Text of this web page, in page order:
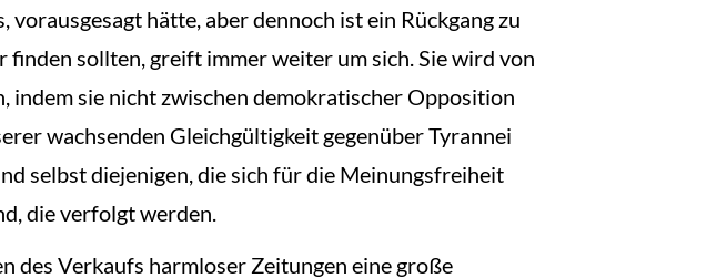
vorausgesagt hätte, aber dennoch ist ein Rückgang zu
sollten, greift immer weiter um sich. Sie wird von
sie nicht zwischen demokratischer Opposition
wachsenden Gleichgültigkeit gegenüber Tyrannei
selbst diejenigen, die sich für die Meinungsfreiheit
die verfolgt werden.
des Verkaufs harmloser Zeitungen eine große